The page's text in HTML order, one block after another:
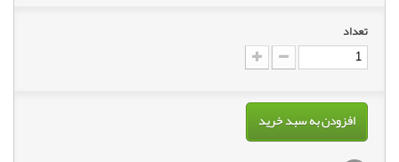
تعداد
افزودن به سبد خرید